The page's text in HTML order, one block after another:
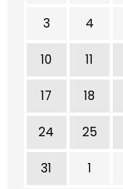
3 4
10 11
17 18
24 25
31 1